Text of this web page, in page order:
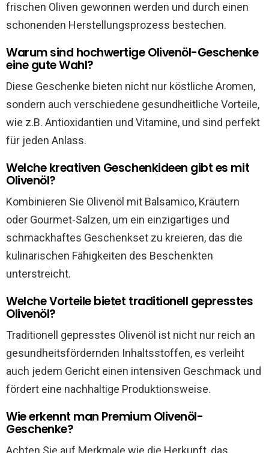
frischen Oliven gewonnen werden und durch einen
schonenden Herstellungsprozess bestechen.
Warum sind hochwertige Olivenöl-Geschenke
eine gute Wahl?
Diese Geschenke bieten nicht nur köstliche Aromen,
sondern auch verschiedene gesundheitliche Vorteile,
wie z.B. Antioxidantien und Vitamine, und sind perfekt
für jeden Anlass.
Welche kreativen Geschenkideen gibt es mit
Olivenöl?
Kombinieren Sie Olivenöl mit Balsamico, Kräutern
oder Gourmet-Salzen, um ein einzigartiges und
schmackhaftes Geschenkset zu kreieren, das die
kulinarischen Fähigkeiten des Beschenkten
unterstreicht.
Welche Vorteile bietet traditionell gepresstes
Olivenöl?
Traditionell gepresstes Olivenöl ist nicht nur reich an
gesundheitsfördernden Inhaltsstoffen, es verleiht
auch jedem Gericht einen intensiven Geschmack und
fördert eine nachhaltige Produktionsweise.
Wie erkennt man Premium Olivenöl-
Geschenke?
Achten Sie auf Merkmale wie die Herkunft, das